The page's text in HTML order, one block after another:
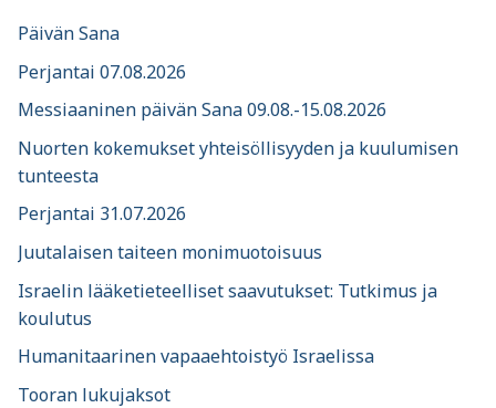
Päivän Sana
Perjantai 07.08.2026
Messiaaninen päivän Sana 09.08.-15.08.2026
Nuorten kokemukset yhteisöllisyyden ja kuulumisen
tunteesta
Perjantai 31.07.2026
Juutalaisen taiteen monimuotoisuus
Israelin lääketieteelliset saavutukset: Tutkimus ja
koulutus
Humanitaarinen vapaaehtoistyö Israelissa
Tooran lukujaksot